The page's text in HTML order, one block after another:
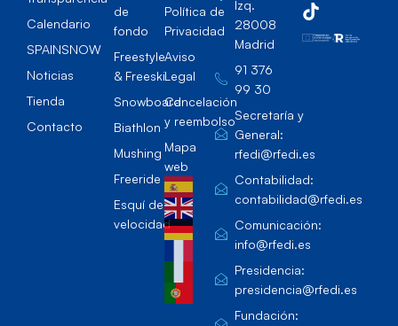
Calendario
SPAINSNOW
Noticias
Tienda
Contacto
de
fondo
Freestyle
& Freeski
Snowboard
Biathlon
Mushing
Freeride
Esquí de
velocidad
Política de
Privacidad
Aviso
Legal
Cancelación
y reembolso
Mapa
web
Izq.
28008
Madrid
91 376
99 30
Secretaría y
General:
rfedi@rfedi.es
Contabilidad:
contabilidad@rfedi.es
Comunicación:
info@rfedi.es
Presidencia:
presidencia@rfedi.es
Fundación: